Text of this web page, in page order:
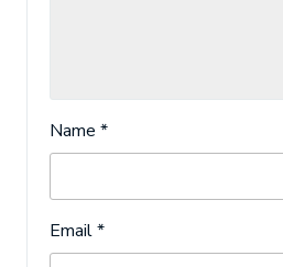
Name *
Email*